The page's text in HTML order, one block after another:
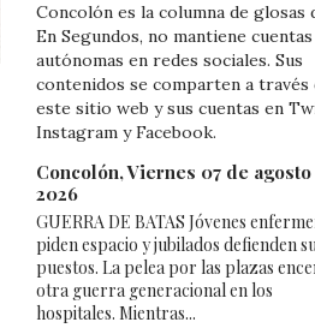
Concolón es la columna de glosas
En Segundos, no mantiene cuentas
autónomas en redes sociales. Sus
contenidos se comparten a través
este sitio web y sus cuentas en
Instagram y Facebook.
Concolón, Viernes 07 de
2026
GUERRA DE BATAS Jóvenes
piden espacio y jubilados defienden
puestos. La pelea por las plazas
otra guerra generacional en los
hospitales. Mientras...